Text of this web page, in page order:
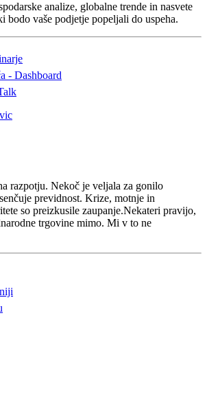
analize, globalne trende in nasvete
bodo vaše podjetje popeljali do uspeha.
- Dashboard
razpotju. Nekoč je veljala za gonilo
previdnost. Krize, motnje in
so preizkusile zaupanje.Nekateri pravijo,
trgovine mimo. Mi v to ne